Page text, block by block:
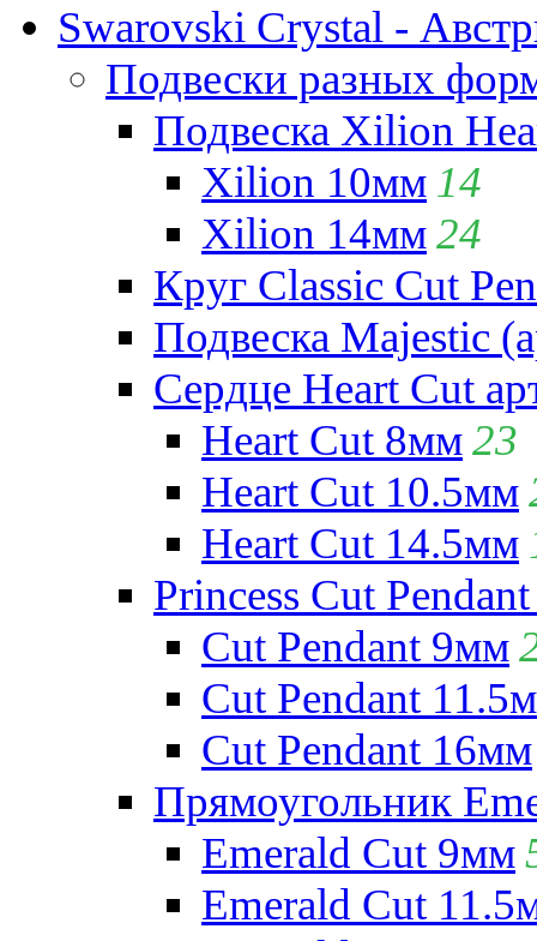
Swarovski Crystal -
Подвески разных
Подвеска Xilion
Xilion 10мм 14
Xilion 14мм24
Круг Classic Cut
Подвеска Majestic
Сердце Heart Cut
Heart Cut 8мм23
Heart Cut 10.5мм
Heart Cut 14.5мм
Princess Cut
Cut Pendant 9мм
Cut Pendant
Cut Pendant 16мм
Прямоугольник
Emerald Cut 9мм
Emerald Cut